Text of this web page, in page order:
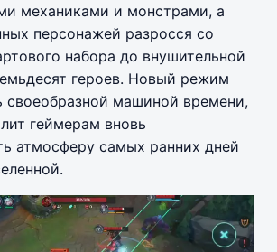
механиками и монстрами, а
персонажей разросся со
набора до внушительной
героев. Новый режим
своеобразной машиной времени,
геймерам вновь
атмосферу самых ранних дней